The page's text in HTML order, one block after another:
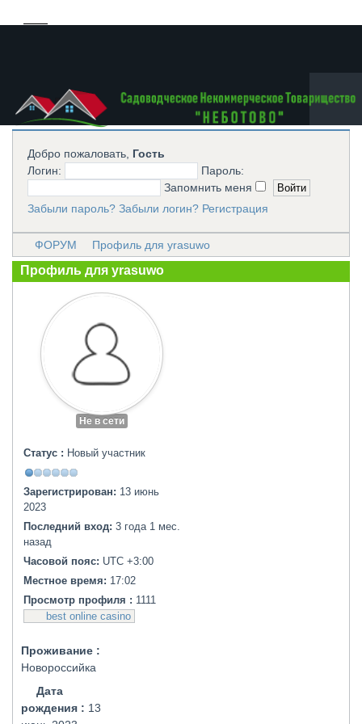
Добро пожаловать, Гость
Логин:
Пароль:
Запомнить меня
Забыли пароль? Забыли логин? Регистрация
ФОРУМ Профиль для yrasuwo
Профиль для yrasuwo
Не в сети
Статус : Новый участник
Зарегистрирован: 13 июнь
2023
Последний вход: 3 года 1 мес.
назад
Часовой пояс: UTC +3:00
Местное время: 17:02
Просмотр профиля : 1111
best online casino
Проживание :
Новороссийка
Дата
рождения : 13